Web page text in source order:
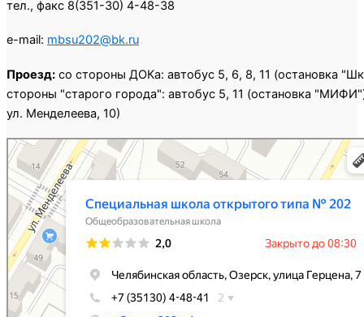
тел., факс 8(351-30) 4-48-38
e-mail: mbsu202@bk.ru
Проезд: со стороны ДОКа: автобус 5, 6, 8, 11 (остановка
стороны "старого города": автобус 5, 11 (остановка
ул. Менделеева, 10)
Специальная школа открытого типа № 202
Общеобразовательная школа в Озёрске